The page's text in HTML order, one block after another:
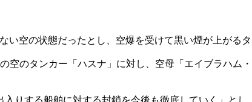
い空の状態だったとし、空爆を受けて黒い煙が上がる
空のタンカー「ハスナ」に対し、空母「エイブラハム